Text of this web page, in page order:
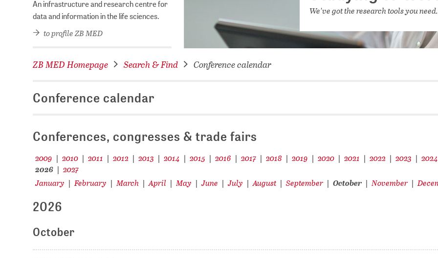
NETWORKING FOR YOU
An infrastructure and research centre for
data and information in the life sciences.
to profile ZB MED
We've got the research tools you need.
ZB MED Homepage Search & Find Conference calendar
Conference calendar
Conferences, congresses & trade fairs
2009 | 2010 | 2011 | 2012 | 2013 | 2014 | 2015 | 2016 | 2017 | 2018 | 2019 | 2020 | 2021 | 2022 | 2023 | 2024
2026 | 2027
January | February | March | April | May | June | July | August | September | October | November |
2026
October